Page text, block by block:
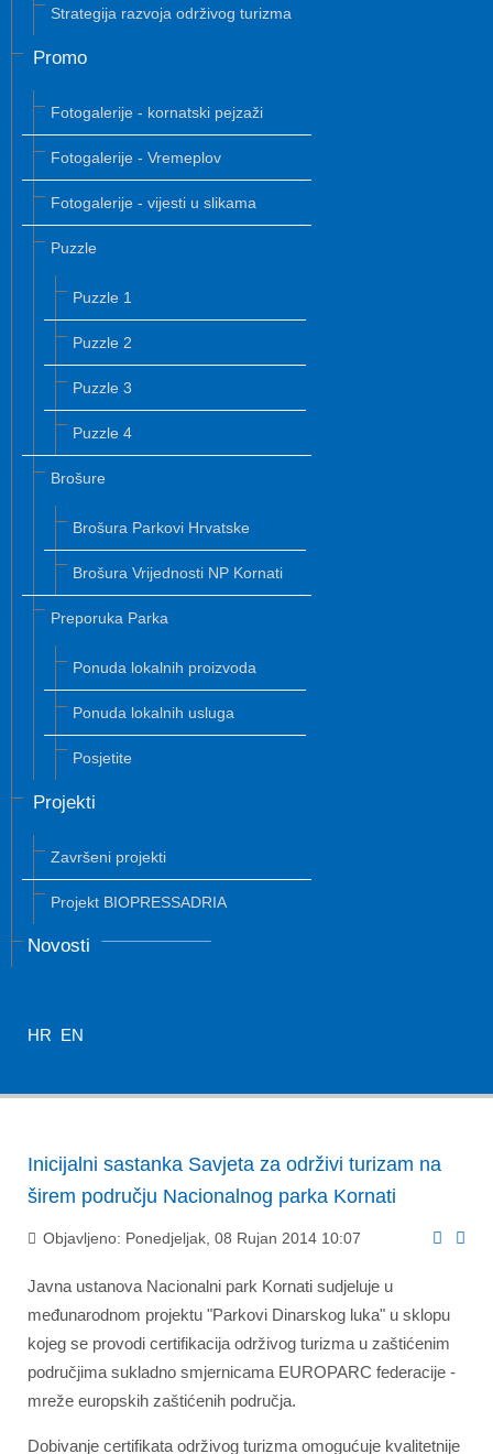
Strategija razvoja održivog turizma
Promo
Fotogalerije - kornatski pejzaži
Fotogalerije - Vremeplov
Fotogalerije - vijesti u slikama
Puzzle
Puzzle 1
Puzzle 2
Puzzle 3
Puzzle 4
Brošure
Brošura Parkovi Hrvatske
Brošura Vrijednosti NP Kornati
Preporuka Parka
Ponuda lokalnih proizvoda
Ponuda lokalnih usluga
Posjetite
Projekti
Završeni projekti
Projekt BIOPRESSADRIA
Novosti
HR EN
Inicijalni sastanka Savjeta za održivi turizam na
širem području Nacionalnog parka Kornati
Objavljeno: Ponedjeljak, 08 Rujan 2014 10:07
Javna ustanova Nacionalni park Kornati sudjeluje u
međunarodnom projektu "Parkovi Dinarskog luka" u sklopu
kojeg se provodi certifikacija održivog turizma u zaštićenim
područjima sukladno smjernicama EUROPARC federacije -
mreže europskih zaštićenih područja.
Dobivanje certifikata održivog turizma omogućuje kvalitetnije